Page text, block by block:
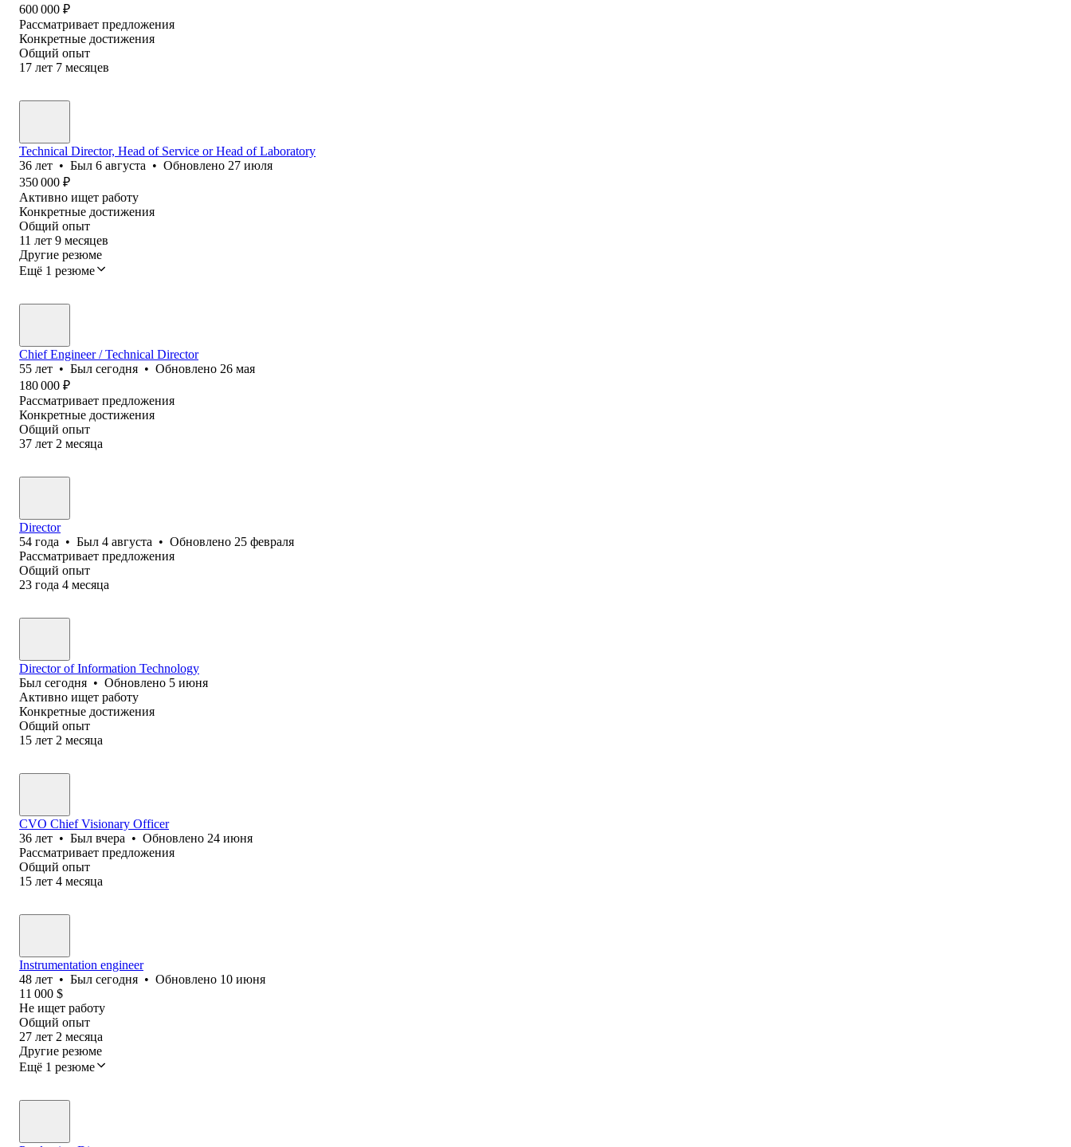
600 000 ₽
Рассматривает предложения
Конкретные достижения
Общий опыт
17 лет 7 месяцев
Technical Director, Head of Service or Head of Laboratory
36 лет • Был 6 августа • Обновлено 27 июля
350 000 ₽
Активно ищет работу
Конкретные достижения
Общий опыт
11 лет 9 месяцев
Другие резюме
Ещё 1 резюме
Chief Engineer / Technical Director
55 лет • Был сегодня • Обновлено 26 мая
180 000 ₽
Рассматривает предложения
Конкретные достижения
Общий опыт
37 лет 2 месяца
Director
54 года • Был 4 августа • Обновлено 25 февраля
Рассматривает предложения
Общий опыт
23 года 4 месяца
Director of Information Technology
Был сегодня • Обновлено 5 июня
Активно ищет работу
Конкретные достижения
Общий опыт
15 лет 2 месяца
CVO Chief Visionary Officer
36 лет • Был вчера • Обновлено 24 июня
Рассматривает предложения
Общий опыт
15 лет 4 месяца
Instrumentation engineer
48 лет • Был сегодня • Обновлено 10 июня
11 000 $
Не ищет работу
Общий опыт
27 лет 2 месяца
Другие резюме
Ещё 1 резюме